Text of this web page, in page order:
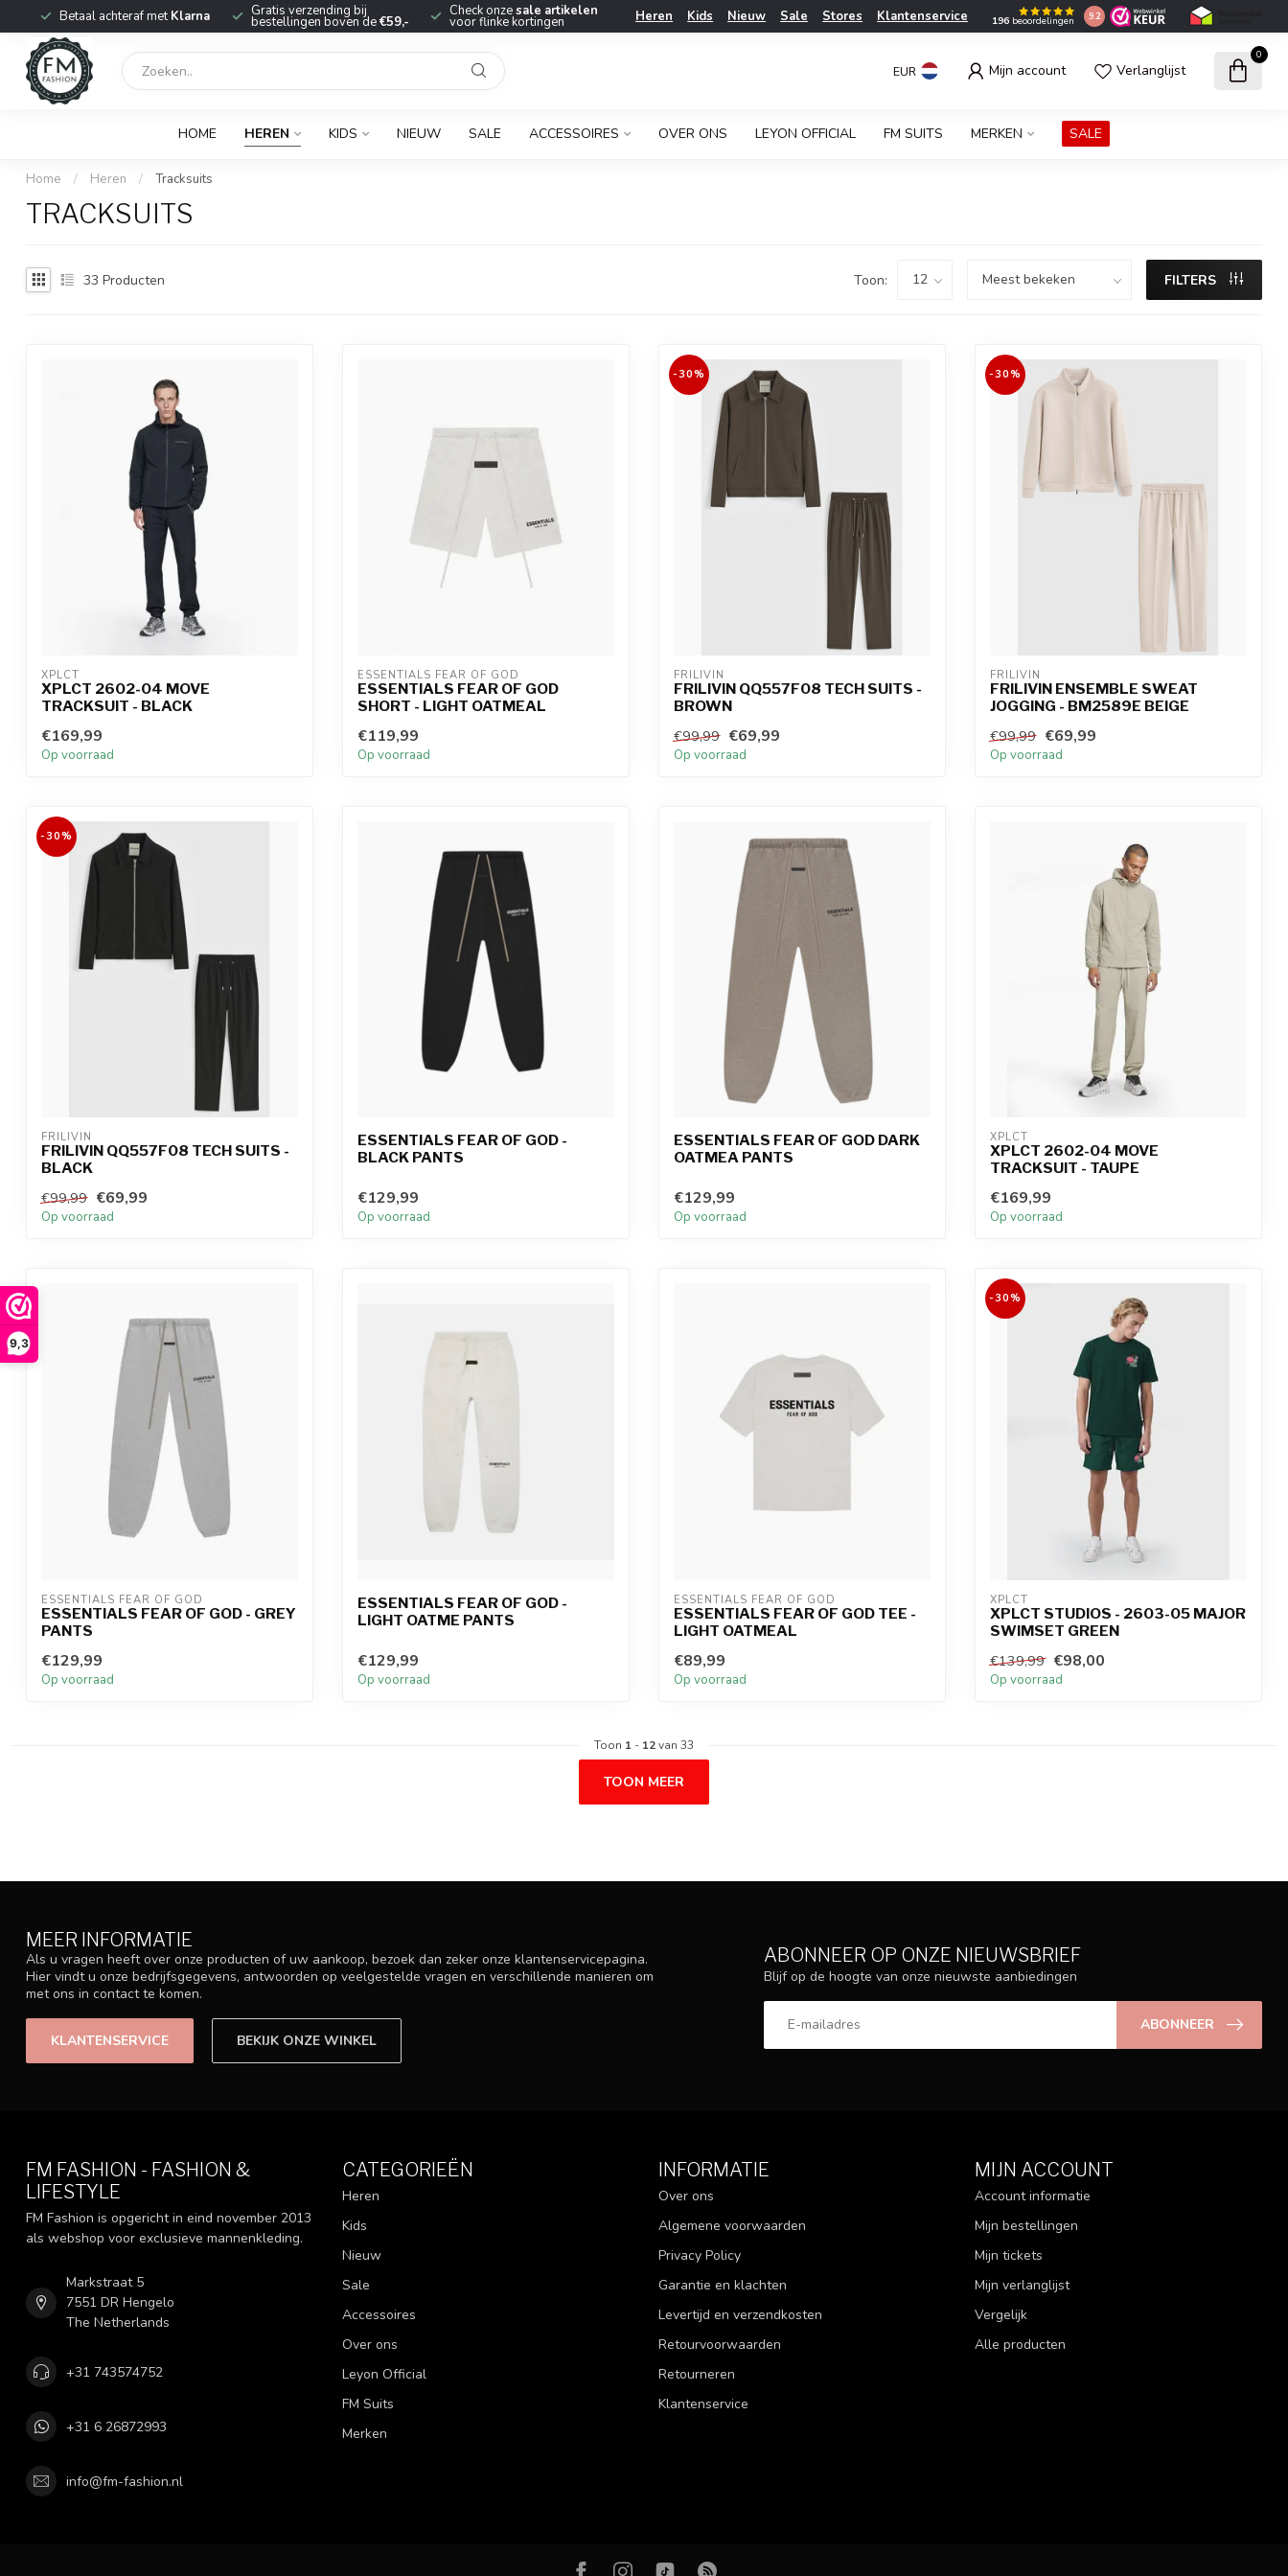
9,3
Betaal achteraf metKlarna Gratis verzending bij
bestellingen boven de€59,-
Check onzesale artikelen
voor flinke kortingen Heren Kids Nieuw Sale Stores Klantenservice 196 beoordelingen 9.2
EUR Mijn account Verlanglijst
0
HOME HEREN KIDS NIEUW SALE ACCESSOIRES OVER ONS LEYON OFFICIAL FM SUITS MERKEN SALE
Home / Heren / Tracksuits
TRACKSUITS
33 Producten Toon: FILTERS
XPLCT
XPLCT 2602-04 MOVE
TRACKSUIT - BLACK
€169,99
Op voorraad
ESSENTIALS FEAR OF GOD
ESSENTIALS FEAR OF GOD
SHORT - LIGHT OATMEAL
€119,99
Op voorraad
-30%
FRILIVIN
FRILIVIN QQ557F08 TECH SUITS -
BROWN
€99,99 €69,99
Op voorraad
-30%
FRILIVIN
FRILIVIN ENSEMBLE SWEAT
JOGGING - BM2589E BEIGE
€99,99 €69,99
Op voorraad
-30%
FRILIVIN
FRILIVIN QQ557F08 TECH SUITS -
BLACK
€99,99 €69,99
Op voorraad
ESSENTIALS FEAR OF GOD -
BLACK PANTS
€129,99
Op voorraad
ESSENTIALS FEAR OF GOD DARK
OATMEA PANTS
€129,99
Op voorraad
XPLCT
XPLCT 2602-04 MOVE
TRACKSUIT - TAUPE
€169,99
Op voorraad
ESSENTIALS FEAR OF GOD
ESSENTIALS FEAR OF GOD - GREY
PANTS
€129,99
Op voorraad
ESSENTIALS FEAR OF GOD -
LIGHT OATME PANTS
€129,99
Op voorraad
ESSENTIALS FEAR OF GOD
ESSENTIALS FEAR OF GOD TEE -
LIGHT OATMEAL
€89,99
Op voorraad
-30%
XPLCT
XPLCT STUDIOS - 2603-05 MAJOR
SWIMSET GREEN
€139,99 €98,00
Op voorraad
Toon 1 - 12van 33
TOON MEER
MEER INFORMATIE
Als u vragen heeft over onze producten of uw aankoop, bezoek dan zeker onze klantenservicepagina.
Hier vindt u onze bedrijfsgegevens, antwoorden op veelgestelde vragen en verschillende manieren om
met ons in contact te komen.
KLANTENSERVICE BEKIJK ONZE WINKEL
ABONNEER OP ONZE NIEUWSBRIEF
Blijf op de hoogte van onze nieuwste aanbiedingen
ABONNEER
FM FASHION - FASHION &
LIFESTYLE
FM Fashion is opgericht in eind november 2013
als webshop voor exclusieve mannenkleding.
Markstraat 5
7551 DR Hengelo
The Netherlands
+31 743574752
+31 6 26872993
info@fm-fashion.nl
CATEGORIEËN
Heren
Kids
Nieuw
Sale
Accessoires
Over ons
Leyon Official
FM Suits
Merken
INFORMATIE
Over ons
Algemene voorwaarden
Privacy Policy
Garantie en klachten
Levertijd en verzendkosten
Retourvoorwaarden
Retourneren
Klantenservice
MIJN ACCOUNT
Account informatie
Mijn bestellingen
Mijn tickets
Mijn verlanglijst
Vergelijk
Alle producten